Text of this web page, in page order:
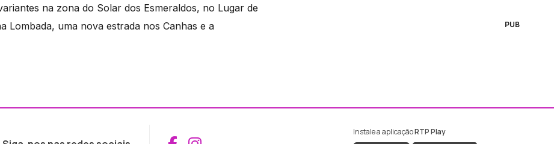
na zona do Solar dos Esmeraldos, no Lugar de
Lombada, uma nova estrada nos Canhas e a
PUB
Instale a aplicaçãoRTP Play